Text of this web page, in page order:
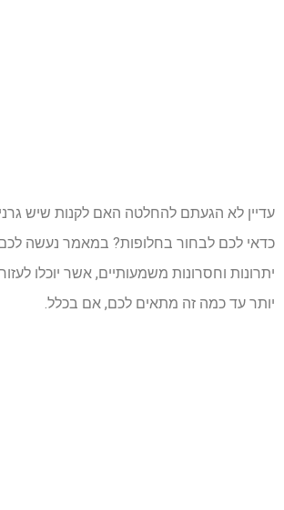
עדיין לא הגעתם להחלטה האם לקנות שיש
כדאי לכם לבחור בחלופות? במאמר נעשה
יתרונות וחסרונות משמעותיים, אשר יוכלו
יותר עד כמה זה מתאים לכם, אם בכלל.